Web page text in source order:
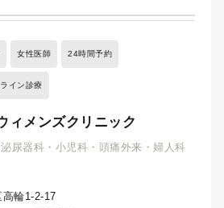
女性医師 24時間予約
イン診療
ィメンズクリニック
尿器科・小児科・頭痛外来・婦人科
輪1-2-17